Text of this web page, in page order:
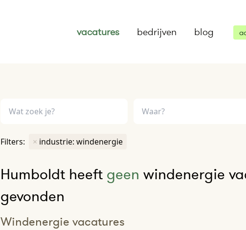
vacatures bedrijven blog
Filters: × industrie: windenergie
Humboldt heeft geen windenergie
gevonden
Windenergie vacatures